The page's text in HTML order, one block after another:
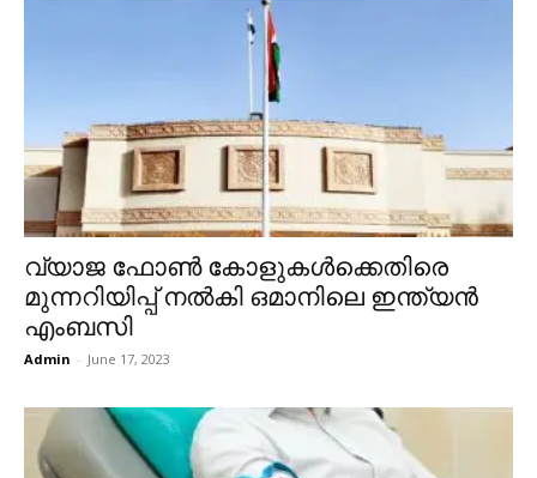
വ്യാജ ഫോൺ കോളുകൾക്കെതിരെ
മുന്നറിയിപ്പ് നൽകി ഒമാനിലെ ഇന്ത്യൻ
എംബസി
Admin - June 17, 2023